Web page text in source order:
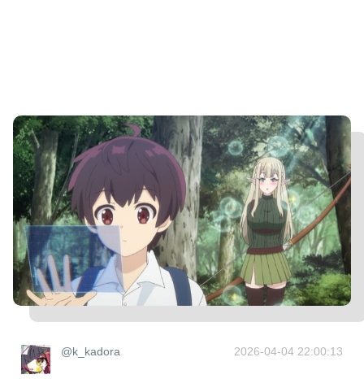
@k_kadora 2026-04-04 22:00:13